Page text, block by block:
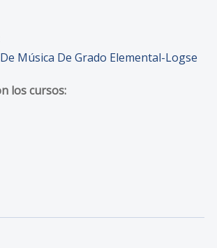
Música De Grado Elemental-Logse